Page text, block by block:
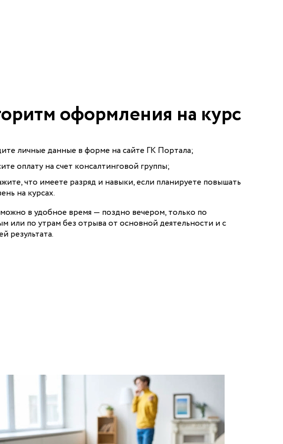
оформления на курс
личные данные в форме на сайте ГК Портала;
оплату на счет консалтинговой группы;
что имеете разряд и навыки, если планируете повышать
на курсах.
в удобное время — поздно вечером, только по
или по утрам без отрыва от основной деятельности и с
результата.